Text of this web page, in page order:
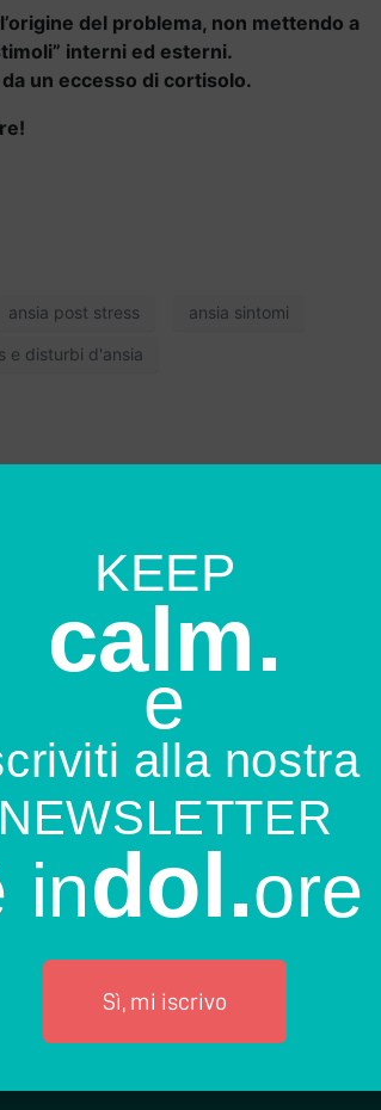
del problema, non mettendo a
interni ed esterni.
un eccesso di cortisolo.
ansia post stress ansia sintomi
e disturbi d'ansia
KEEP
calm.
e
alla nostra
NEWSLETTER
indol.ore
Sì, mi iscrivo